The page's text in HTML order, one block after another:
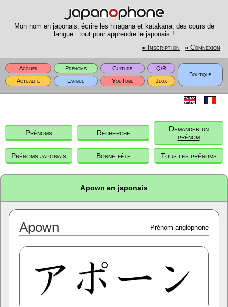
Mon nom en japonais, écrire les hiragana et katakana, des cours de
langue : tout pour apprendre le japonais !
» Inscription » Connexion
Accueil Prénoms Culture
Q/R
Boutique
Actualité
Langue YouTube Jeux
Prénoms Recherche
Demander un
prénom
Prénoms japonais Bonne fête Tous les prénoms
Apown en japonais
Apown Prénom anglophone